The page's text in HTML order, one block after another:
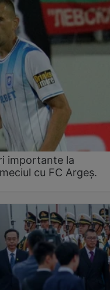
importante la
cu FC Argeş.